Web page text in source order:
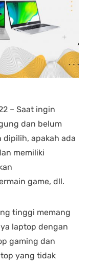
YANG
THE BEST
SAMPE
UNTUK
BONUS
cuman
– Saat ingin
dan belum
apakah ada
memiliki
game, dll.
tinggi memang
laptop dengan
gaming dan
yang tidak